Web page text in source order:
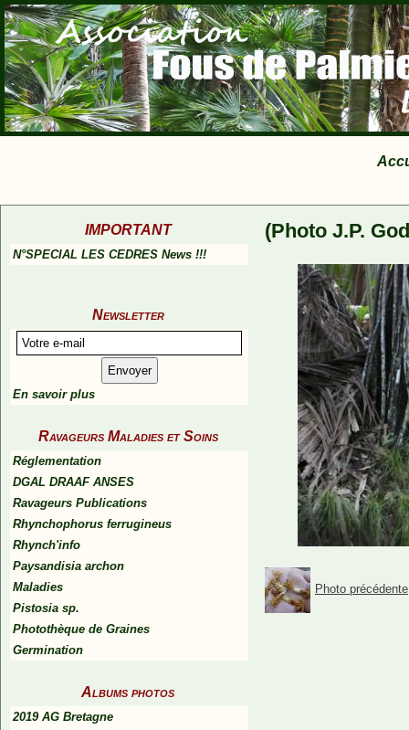
IMPORTANT
N°SPECIAL LES CEDRES News !!!
Newsletter
En savoir plus
Ravageurs Maladies et Soins
Réglementation
DGAL DRAAF ANSES
Ravageurs Publications
Rhynchophorus ferrugineus
Rhynch'info
Paysandisia archon
Maladies
Pistosia sp.
Photothèque de Graines
Germination
Albums photos
2019 AG Bretagne
(Photo J.P.
Photo précédente